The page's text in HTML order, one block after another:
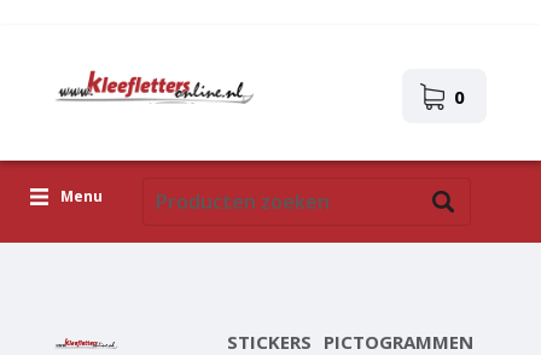
0
Menu
STICKERS PICTOGRAMMEN